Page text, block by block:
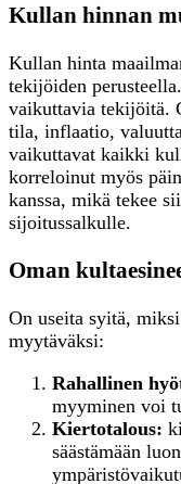
Kullan hinnan
Kullan hinta
tekijöiden
vaikuttavia tekijöitä.
tila, inflaatio,
vaikuttavat kaikki
korreloinut myös
kanssa, mikä tekee
sijoitussalkulle.
Oman
On useita syitä,
myytäväksi:
Rahallinen
myyminen voi
Kiertotalous:
säästämään